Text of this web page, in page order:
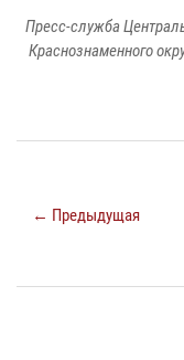
Пресс-служба
Краснознаменного
← Предыдущая